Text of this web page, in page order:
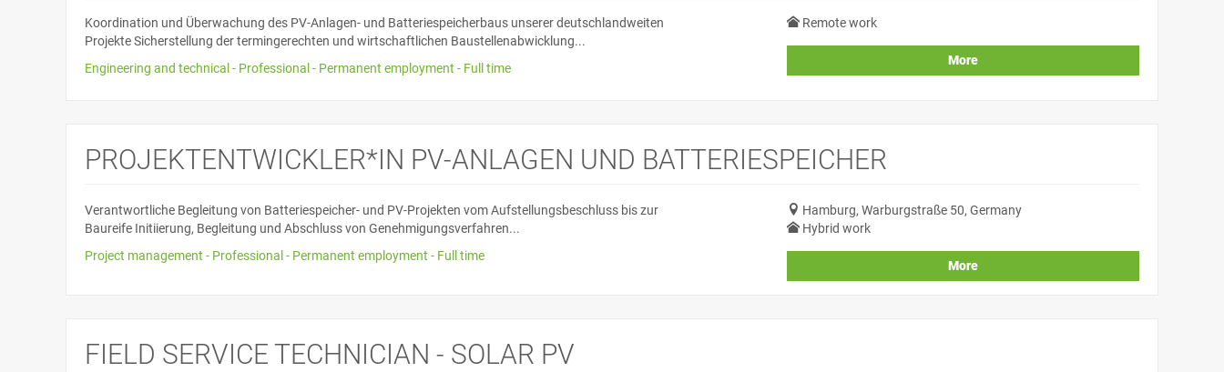
Koordination und Überwachung des PV-Anlagen- und Batteriespeicherbaus unserer deutschlandweiten
Projekte Sicherstellung der termingerechten und wirtschaftlichen Baustellenabwicklung...
Engineering and technical - Professional - Permanent employment - Full time
Remote work
More
PROJEKTENTWICKLER*IN PV-ANLAGEN UND BATTERIESPEICHER
Verantwortliche Begleitung von Batteriespeicher- und PV-Projekten vom Aufstellungsbeschluss bis zur
Baureife Initiierung, Begleitung und Abschluss von Genehmigungsverfahren...
Project management - Professional - Permanent employment - Full time
Hamburg, Warburgstraße 50, Germany
Hybrid work
More
FIELD SERVICE TECHNICIAN - SOLAR PV